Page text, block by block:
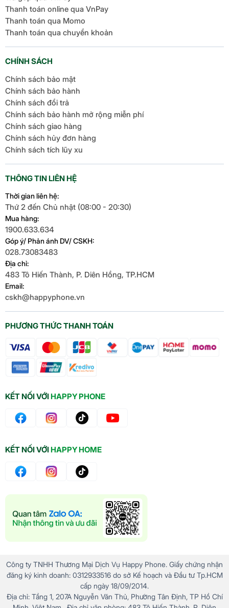
Thanh toán online qua VnPay
Thanh toán qua Momo
Thanh toán qua chuyển khoản
PHƯƠNG THỨC THANH TOÁN
KẾT NỐI VỚIHAPPY PHONE
CHÍNH SÁCH
Chính sách bảo mật
Chính sách bảo hành
Chính sách đổi trả
Chính sách bảo hành mở rộng miễn phí
Chính sách giao hàng
Chính sách hủy đơn hàng
Chính sách tích lũy xu
THÔNG TIN LIÊN HỆ
Thời gian liên hệ:
Thứ 2 đến Chủ nhật (08:00 - 20:30)
Mua hàng:
1900.633.634
Góp ý/ Phản ánh DV/ CSKH:
028.73083483
Địa chỉ:
483 Tô Hiến Thành, P. Diên Hồng, TP.HCM
Email:
cskh@happyphone.vn
KẾT NỐI VỚIHAPPY HOME
Công ty TNHH Thương Mại Dịch Vụ Happy Phone. Giấy chứng nhận
đăng ký kinh doanh: 0312933516 do sở Kế hoạch và Đầu tư Tp.HCM
cấp ngày 18/09/2014.
Địa chỉ: Tầng 1, 207A Nguyễn Văn Thủ, Phường Tân Định, TP Hồ Chí